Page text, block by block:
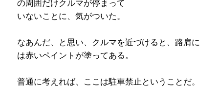
の周囲だけクルマが停まって
いないことに、気がついた。
なあんだ、と思い、クルマを近づけると、路肩に
は赤いペイントが塗ってある。
普通に考えれば、ここは駐車禁止ということだ。